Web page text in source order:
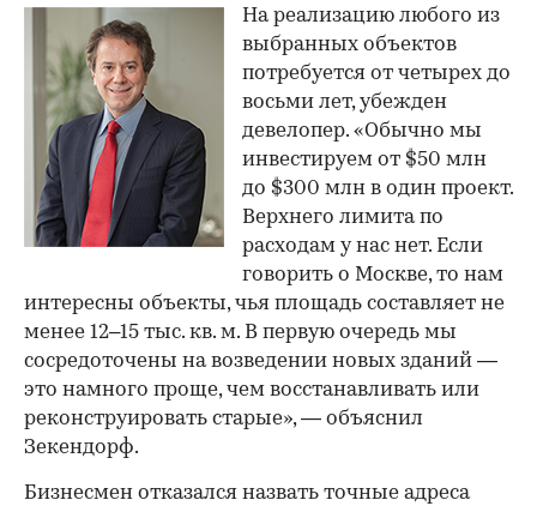
На реализацию любого из
выбранных объектов
потребуется от четырех до
восьми лет, убежден
девелопер. «Обычно мы
инвестируем от $50 млн
до $300 млн в один проект.
Верхнего лимита по
расходам у нас нет. Если
говорить о Москве, то нам
интересны объекты, чья площадь составляет не
менее 12–15 тыс. кв. м. В первую очередь мы
сосредоточены на возведении новых зданий —
это намного проще, чем восстанавливать или
реконструировать старые», — объяснил
Зекендорф.
Бизнесмен отказался назвать точные адреса